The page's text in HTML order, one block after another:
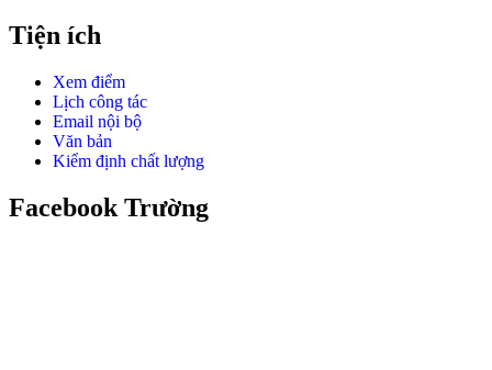
Tiện ích
Xem điểm
Lịch công tác
Email nội bộ
Văn bản
Kiểm định chất lượng
Facebook Trường